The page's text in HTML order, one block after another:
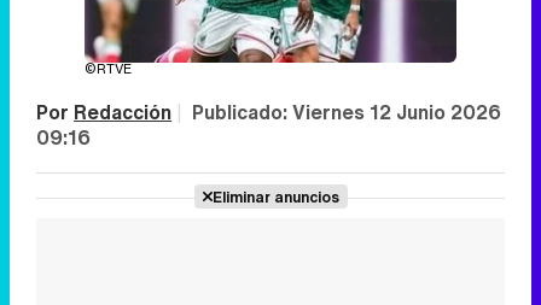
©RTVE
Por Redacción | Publicado:Viernes 12 Junio 2026
09:16
Eliminar anuncios